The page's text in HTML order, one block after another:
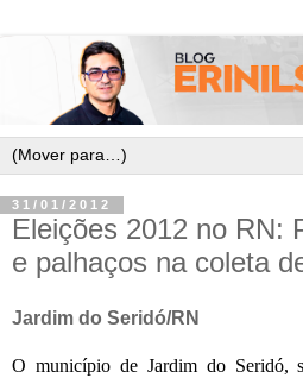
31/01/2012
Eleições 2012 no RN:
e palhaços na coleta
Jardim do Seridó/RN
O município de Jardim do Seridó,